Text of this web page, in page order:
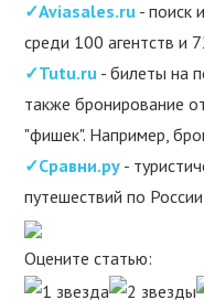
✓Aviasales.ru - поиск
среди 100 агентств и
✓Tutu.ru - билеты на
также бронирование
"фишек". Например,
✓Сравни.ру -
путешествий по
Оцените статью: